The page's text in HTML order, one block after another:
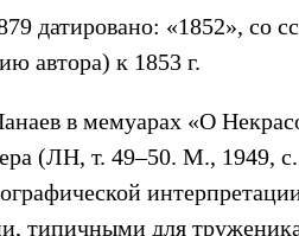
датировано: «1852», со
автора) к 1853 г.
в мемуарах «О
(ЛН, т. 49–50. М., 1949,
типичными для